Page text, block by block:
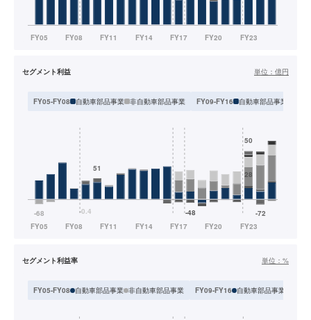
セグメント利益 単位： 億円
FY05-FY08 自動車部品事業 非自動車部品事業 FY09-FY16 自動車部品事業
セグメント利益率 単位： %
FY05-FY08 自動車部品事業 非自動車部品事業 FY09-FY16 自動車部品事業